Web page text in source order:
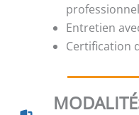
Entretien
Certification